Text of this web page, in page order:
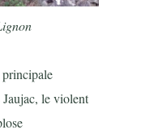
le violent